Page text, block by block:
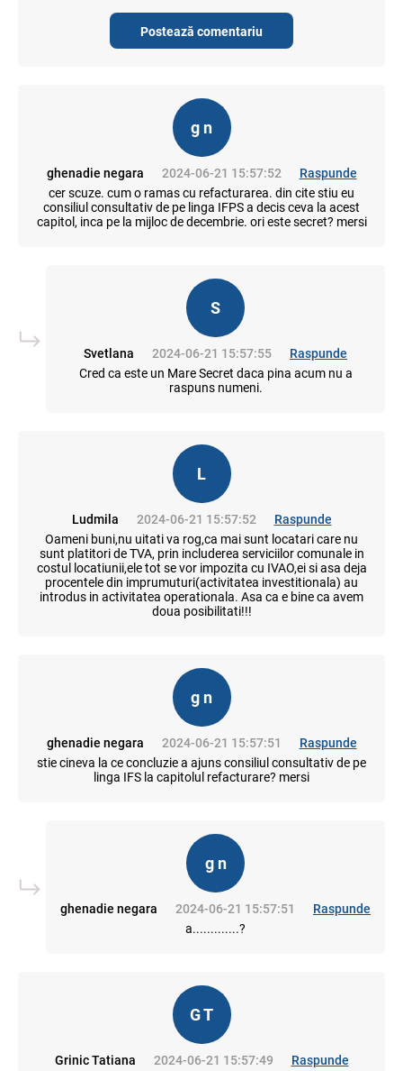
Postează comentariu
g n
ghenadie negara 2024-06-21 15:57:52
Raspunde
cer scuze. cum o ramas cu refacturarea. din cite stiu eu
consiliul consultativ de pe linga IFPS a decis ceva la acest
capitol, inca pe la mijloc de decembrie. ori este secret? mersi
S
Svetlana 2024-06-21 15:57:55
Raspunde
Cred ca este un Mare Secret daca pina acum nu a
raspuns numeni.
L
Ludmila 2024-06-21 15:57:52
Raspunde
Oameni buni,nu uitati va rog,ca mai sunt locatari care nu
sunt platitori de TVA, prin includerea serviciilor comunale in
costul locatiunii,ele tot se vor impozita cu IVAO,ei si asa deja
procentele din imprumuturi(activitatea investitionala) au
introdus in activitatea operationala. Asa ca e bine ca avem
doua posibilitati!!!
g n
ghenadie negara 2024-06-21 15:57:51
Raspunde
stie cineva la ce concluzie a ajuns consiliul consultativ de pe
linga IFS la capitolul refacturare? mersi
g n
ghenadie negara 2024-06-21 15:57:51
Raspunde
a.............?
G T
Grinic Tatiana 2024-06-21 15:57:49
Raspunde